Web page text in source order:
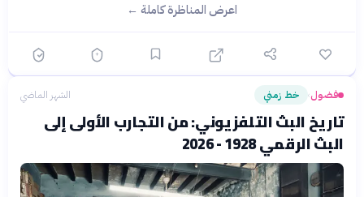
اعرض المناظرة كاملة ←
فضول› خط زمني الشهر الماضي
تاريخ البث التلفزيوني: من التجارب الأولى إلى
البث الرقمي 1928 - 2026